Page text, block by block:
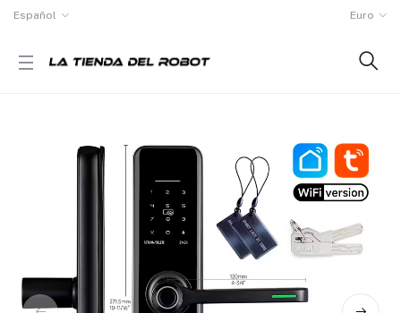
Español Euro